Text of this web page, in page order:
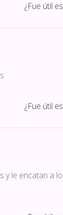
¿Fue útil
¿Fue útil
y le encatan a